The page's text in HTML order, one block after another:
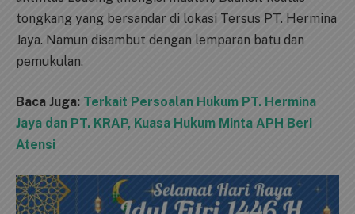
tongkang yang bersandar di lokasi Tersus PT. Hermina
Jaya. Namun disambut dengan lemparan batu dan
pemukulan.
Baca Juga: Terkait Persoalan Hukum PT. Hermina
Jaya dan PT. KRAP, Kuasa Hukum Minta APH Beri
Atensi